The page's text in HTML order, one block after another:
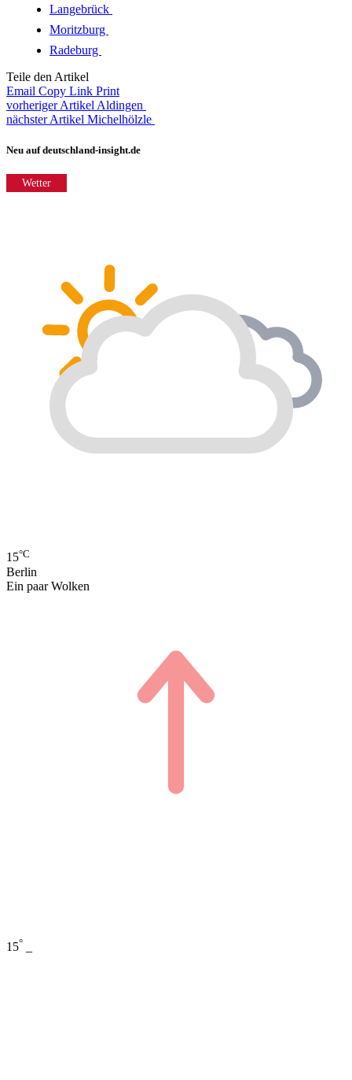
Langebrück
Moritzburg
Radeburg
Teile den Artikel
Email Copy Link Print
vorheriger Artikel Aldingen
nächster Artikel Michelhölzle
Neu auf deutschland-insight.de
Wetter
15°C
Berlin
Ein paar Wolken
15°